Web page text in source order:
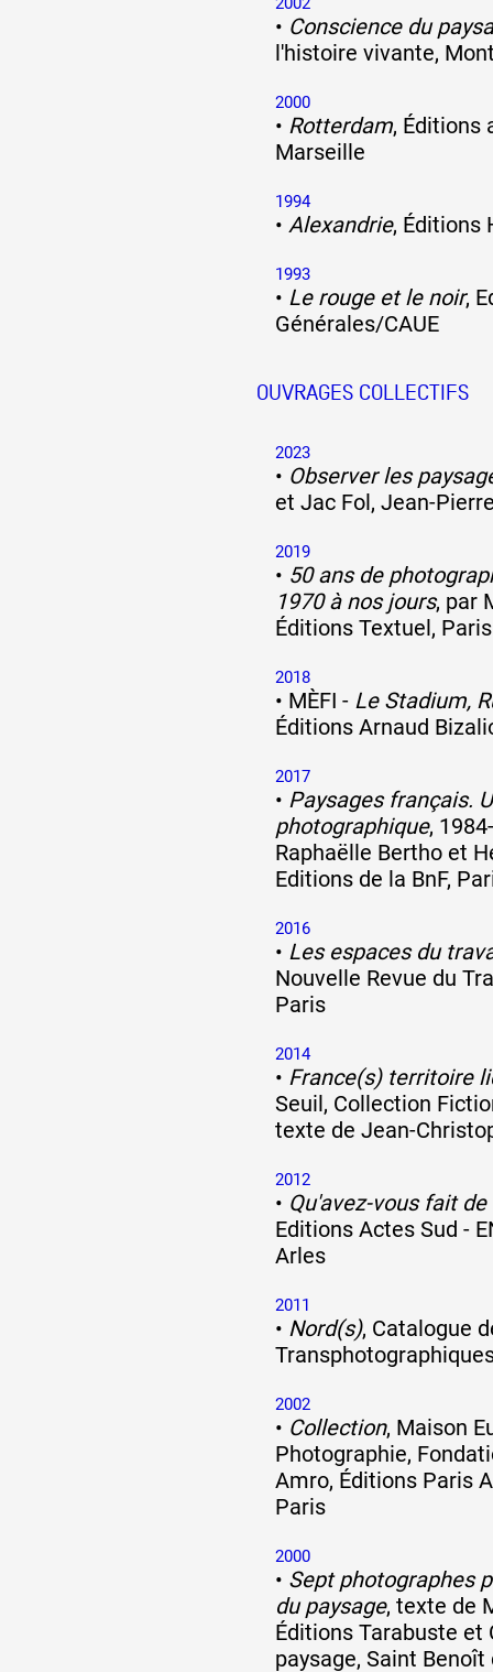
• Conscience du
l'histoire vivante,
2000
• Rotterdam, Éditions
Marseille
1994
• Alexandrie, Éditions
1993
• Le rouge et le noir,
Générales/CAUE
OUVRAGES COLLECTIFS
2023
• Observer les
et Jac Fol, Jean-
2019
• 50 ans de
1970 à nos jours, par
Éditions Textuel, Paris
2018
• MÈFI - Le Stadium,
Éditions Arnaud
2017
• Paysages français.
photographique,
Raphaëlle Bertho et
Editions de la BnF,
2016
• Les espaces du
Nouvelle Revue du
Paris
2014
• France(s) territoire
Seuil, Collection
texte de Jean-
2012
• Qu'avez-vous fait
Editions Actes Sud -
Arles
2011
• Nord(s), Catalogue
2002
• Collection, Maison
Photographie,
Amro, Éditions Paris
Paris
2000
• Sept photographes
du paysage, texte de
Éditions Tarabuste et
paysage, Saint Benoît